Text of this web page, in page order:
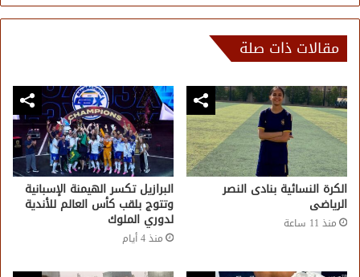
مقالات ذات صلة
الكرة النسائية بنادى النصر
الرياضى
منذ 11 ساعة
البرازيل تكسر الهيمنة الإسبانية
وتتوج بلقب كأس العالم للأندية
لدوري الملوك
منذ 4 أيام